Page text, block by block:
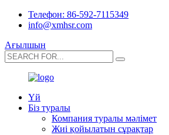
Телефон: 86-592-7115349
info@xmhsr.com
Ағылшын
Үй
Біз туралы
Компания туралы мәлімет
Жиі қойылатын сұрақтар